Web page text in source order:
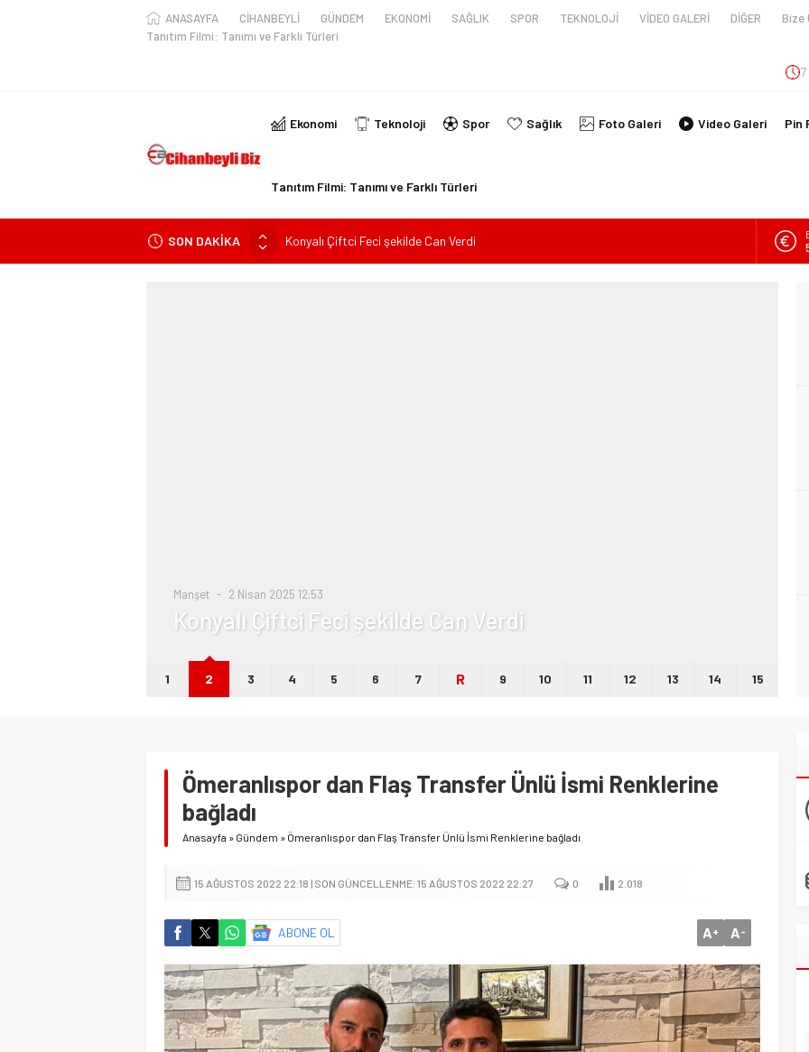
ANASAYFA CİHANBEYLİ GÜNDEM EKONOMİ SAĞLIK SPOR TEKNOLOJİ VİDEO GALERİ DİĞER Bize
Tanıtım Filmi: Tanımı ve Farklı Türleri
Ekonomi Teknoloji Spor Sağlık Foto Galeri Video Galeri Pin
Tanıtım Filmi: Tanımı ve Farklı Türleri
SON DAKİKA
Konyalı Çiftci Feci şekilde Can Verdi
Konya’da araçta oksijen tüpünün patlaması sonucu hayatını kaybeden biri bebek 2
Manşet 2 Nisan 2025 12:53
Konyalı Çiftci Feci şekilde Can Verdi
1 2 3 4 5 6 7 R 9 10 11 12 13 14 15
Ömeranlıspor dan Flaş Transfer Ünlü İsmi Renklerine
bağladı
Anasayfa » Gündem » Ömeranlıspor dan Flaş Transfer Ünlü İsmi Renklerine bağladı
15 AĞUSTOS 2022 22:18 | SON GÜNCELLENME: 15 AĞUSTOS 2022 22:27 0 2.018
ABONE OL A+ A-